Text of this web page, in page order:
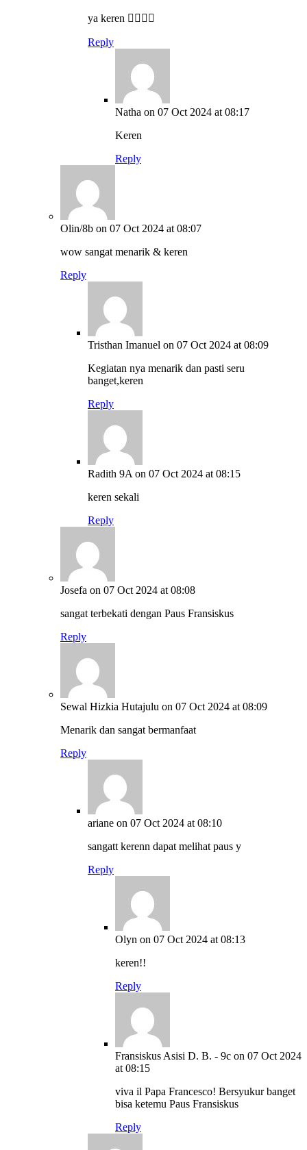
ya keren 👍🏻👍🏻
Reply
Natha on 07 Oct 2024 at 08:17
Keren
Reply
Olin/8b on 07 Oct 2024 at 08:07
wow sangat menarik & keren
Reply
Tristhan Imanuel on 07 Oct 2024 at 08:09
Kegiatan nya menarik dan pasti seru
banget,keren
Reply
Radith 9A on 07 Oct 2024 at 08:15
keren sekali
Reply
Josefa on 07 Oct 2024 at 08:08
sangat terbekati dengan Paus Fransiskus
Reply
Sewal Hizkia Hutajulu on 07 Oct 2024 at 08:09
Menarik dan sangat bermanfaat
Reply
ariane on 07 Oct 2024 at 08:10
sangatt kerenn dapat melihat paus y
Reply
Olyn on 07 Oct 2024 at 08:13
keren!!
Reply
Fransiskus Asisi D. B. - 9c on 07 Oct 2024
at 08:15
viva il Papa Francesco! Bersyukur banget
bisa ketemu Paus Fransiskus
Reply